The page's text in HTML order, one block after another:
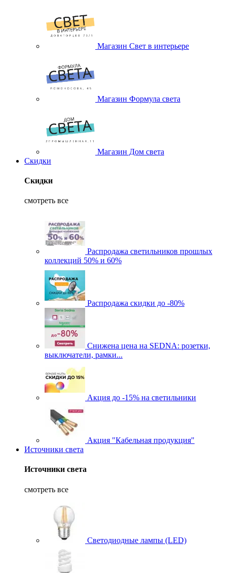
Магазин Свет в интерьере
Магазин Формула света
Магазин Дом света
Скидки
Скидки
смотреть все
Распродажа светильников прошлых
коллекций 50% и 60%
Распродажа скидки до -80%
Cнижена цена на SEDNA: розетки,
выключатели, рамки...
Акция до -15% на светильники
Акция "Кабельная продукция"
Источники света
Источники света
смотреть все
Светодиодные лампы (LED)